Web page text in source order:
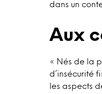
dans un
Aux
« Nés de la
d’insécurité
les aspects